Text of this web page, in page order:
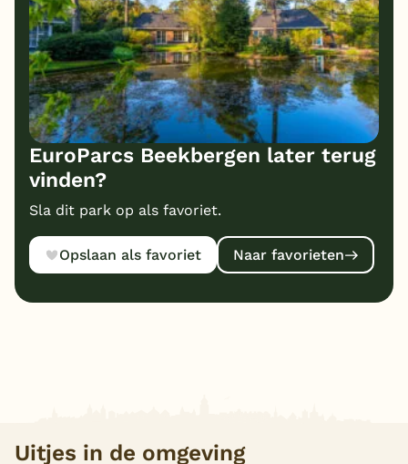
EuroParcs Beekbergen later terug
vinden?
Sla dit park op als favoriet.
Opslaan als favoriet Naar favorieten
Uitjes in de omgeving